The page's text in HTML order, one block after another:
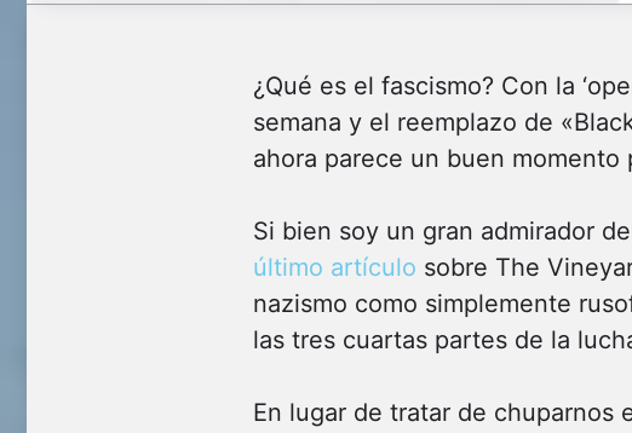
¿Qué es el fascismo? Con la
semana y el reemplazo de
ahora parece un buen momento
Si bien soy un gran admirador
último artículo sobre The
nazismo como simplemente
las tres cuartas partes de la
En lugar de tratar de chuparnos